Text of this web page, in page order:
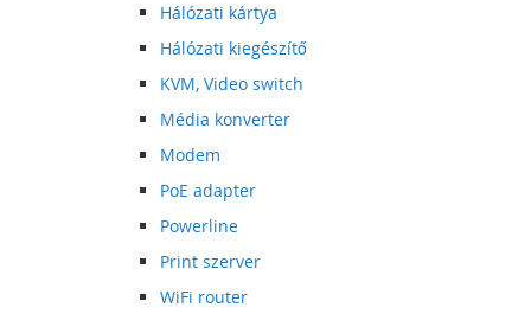
Hálózati kártya
Hálózati kiegészítő
KVM, Video switch
Média konverter
Modem
PoE adapter
Powerline
Print szerver
WiFi router